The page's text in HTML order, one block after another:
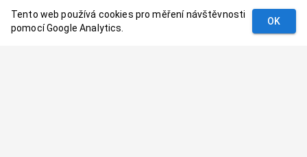
Tento web používá cookies pro měření návštěvnosti
pomocí Google Analytics.
OK